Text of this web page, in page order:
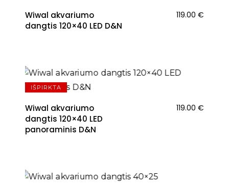
Wiwal akvariumo
dangtis 120×40 LED D&N
119.00 €
IŠPIRKTA
Wiwal akvariumo
dangtis 120×40 LED
panoraminis D&N
119.00 €